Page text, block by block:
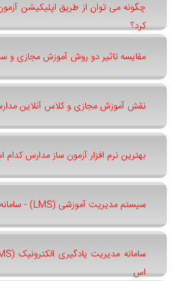
چگونه می توان از طریق اپلیکیشن آزمون
کرد؟
مقایسه تاثیر دو روش آموزش مجازی و
نقش آموزش مجازی و کلاس آنلاین
بهترین نرم افزار آزمون ساز مدارس
سیستم مدیریت آموزشی (LMS) - سامانه ال ام اس
اس